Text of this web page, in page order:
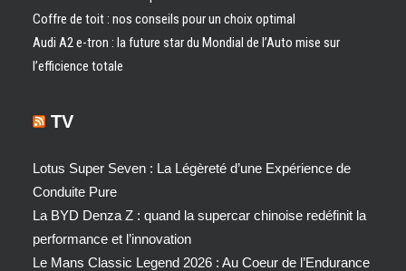
Coffre de toit : nos conseils pour un choix optimal
Audi A2 e-tron : la future star du Mondial de l’Auto mise sur
l’efficience totale
TV
Lotus Super Seven : La Légèreté d’une Expérience de
Conduite Pure
La BYD Denza Z : quand la supercar chinoise redéfinit la
performance et l’innovation
Le Mans Classic Legend 2026 : Au Coeur de l’Endurance